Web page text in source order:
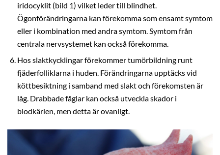
iridocyklit (bild 1) vilket leder till blindhet.
Ögonförändringarna kan förekomma som ensamt symtom
eller i kombination med andra symtom. Symtom från
centrala nervsystemet kan också förekomma.
Hos slaktkycklingar förekommer tumörbildning runt
fjäderfolliklarna i huden. Förändringarna upptäcks vid
köttbesiktning i samband med slakt och förekomsten är
låg. Drabbade fåglar kan också utveckla skador i
blodkärlen, men detta är ovanligt.